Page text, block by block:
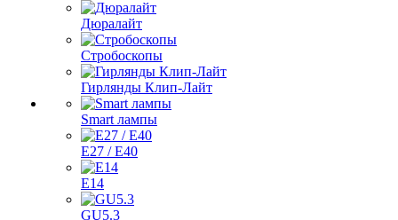
Дюралайт
Стробоскопы
Гирлянды Клип-Лайт
Smart лампы
E27 / E40
E14
GU5.3